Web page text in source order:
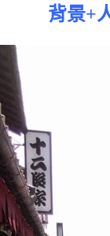
背景+